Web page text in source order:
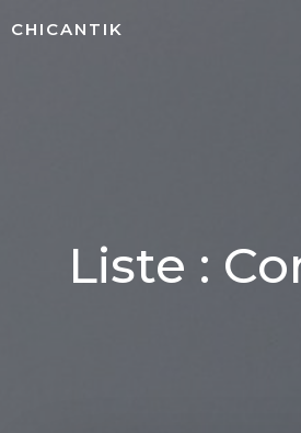
CHICANTIK
Liste :